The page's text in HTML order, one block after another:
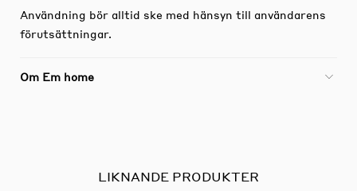
Användning bör alltid ske med hänsyn till användarens
förutsättningar.
Om Em home
LIKNANDE PRODUKTER